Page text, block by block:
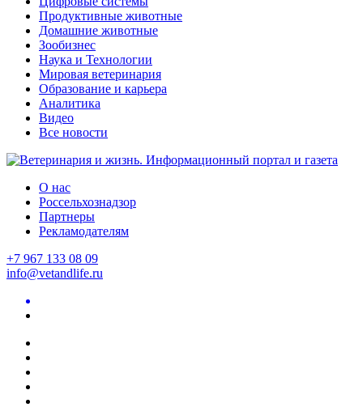
Продуктивные животные
Домашние животные
Зообизнес
Наука и Технологии
Мировая ветеринария
Образование и карьера
Аналитика
Видео
Все новости
О нас
Россельхознадзор
Партнеры
Рекламодателям
+7 967 133 08 09
info@vetandlife.ru